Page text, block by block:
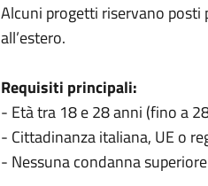
Alcuni progetti riservano
all’estero.
Requisiti principali:
- Età tra 18 e 28 anni (fino a
- Cittadinanza italiana, UE o
- Nessuna condanna